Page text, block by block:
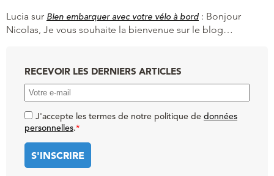
Lucia sur Bien embarquer avec votre vélo à bord : Bonjour
Nicolas, Je vous souhaite la bienvenue sur le blog…
RECEVOIR LES DERNIERS ARTICLES
J'accepte les termes de notre politique de données
personnelles.*